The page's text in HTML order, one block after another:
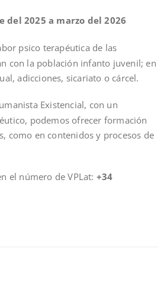
del 2025 a marzo del 2026
psico terapéutica de las
con la población infanto juvenil; en
adicciones, sicariato o cárcel.
Existencial, con un
podemos ofrecer formación
como en contenidos y procesos de
el número de VPLat: +34